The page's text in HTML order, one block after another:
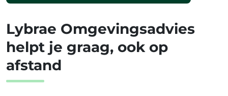
Lybrae Omgevingsadvies
helpt je graag, ook op
afstand